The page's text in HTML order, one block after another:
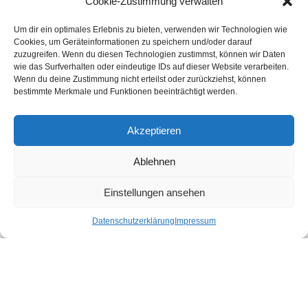
Um dir ein optimales Erlebnis zu bieten, verwenden wir Technologien wie
Cookies, um Geräteinformationen zu speichern und/oder darauf
zuzugreifen. Wenn du diesen Technologien zustimmst, können wir Daten
wie das Surfverhalten oder eindeutige IDs auf dieser Website verarbeiten.
Wenn du deine Zustimmung nicht erteilst oder zurückziehst, können
bestimmte Merkmale und Funktionen beeinträchtigt werden.
Akzeptieren
Ablehnen
Einstellungen ansehen
Datenschutzerklärung Impressum
Kundenstimmen
43Leserstimmen